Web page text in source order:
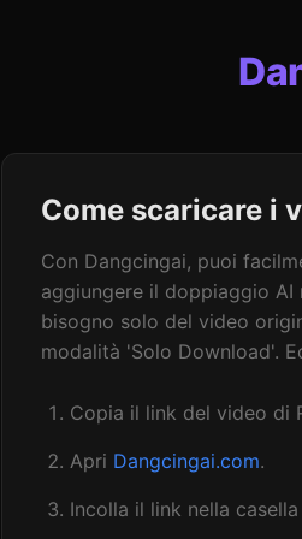
Come scaricare i
Con Dangcingai, puoi
aggiungere il doppiaggio
bisogno solo del video
modalità 'Solo Download'.
Copia il link del video di
Apri Dangcingai.com.
Incolla il link nella